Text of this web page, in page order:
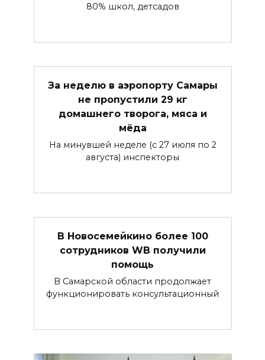
80% школ, детсадов
За неделю в аэропорту Самары
не пропустили 29 кг
домашнего творога, мяса и
мёда
На минувшей неделе (с 27 июля по 2
августа) инспекторы
В Новосемейкино более 100
сотрудников WB получили
помощь
В Самарской области продолжает
функционировать консультационный